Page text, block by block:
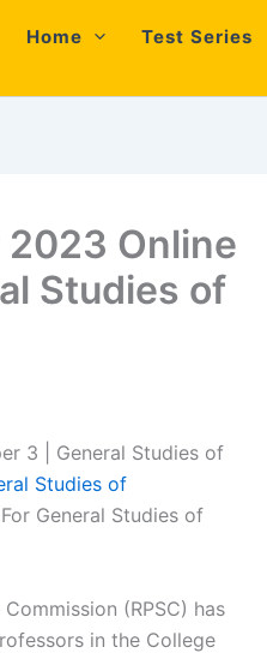
Home Test Series
2023 Online
Studies of
3 | General Studies of
Studies of
General Studies of
(RPSC) has
in the College